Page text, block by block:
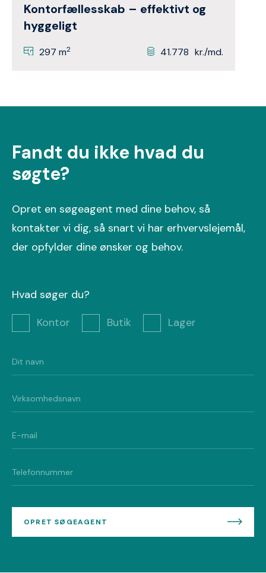
Kontorfællesskab – effektivt og
hyggeligt
297 m2 41.778 kr./md.
Fandt du ikke hvad du
søgte?
Opret en søgeagent med dine behov, så
kontakter vi dig, så snart vi har erhvervslejemål,
der opfylder dine ønsker og behov.
Hvad søger du?
Kontor
Butik Lager
OPRET SØGEAGENT